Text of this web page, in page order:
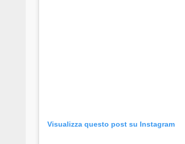
Visualizza questo post su Instagram